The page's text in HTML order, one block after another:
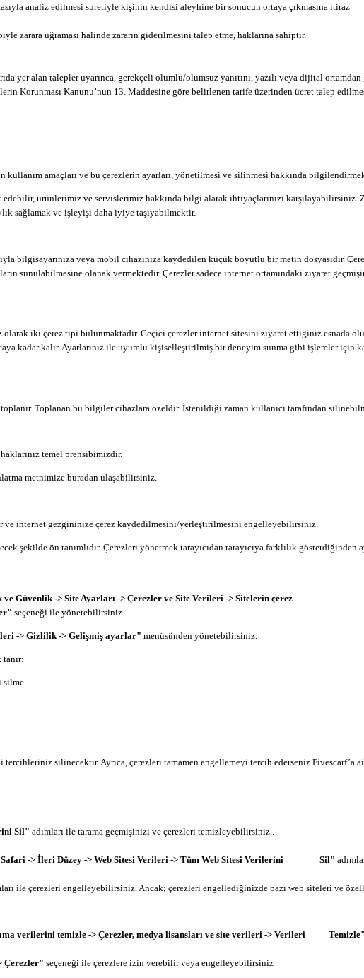
analiz edilmesi suretiyle kişinin kendisi aleyhine bir sonucun ortaya çıkmasına itiraz
zarara uğraması halinde zararın giderilmesini talep etme, haklarına sahiptir.
yer alan talepler uyarınca, gerekçeli olumlu/olumsuz yanıtını, yazılı veya dijital
Korunması Kanunu’nun 13. Maddesine göre belirlenen tarife üzerinden ücret talep
kullanım amaçları ve bu çerezlerin ayarları, yönetilmesi ve silinmesi hakkında
ürünlerimiz ve servislerimiz hakkında bilgi alarak ihtiyaçlarınızı
sağlamak ve işleyişi daha iyiye taşıyabilmektir.
bilgisayarınıza veya mobil cihazınıza kaydedilen küçük boyutlu bir metin dosyasıdır.
sunulabilmesine olanak vermektedir. Çerezler sadece internet ortamındaki ziyaret
iki çerez tipi bulunmaktadır. Geçici çerezler internet sitesini ziyaret ettiğiniz esnada
kadar kalır. Ayarlarınız ile uyumlu kişiselleştirilmiş bir deneyim sunma gibi işlemler için
toplanır. Toplanan bu bilgiler cihazlara özeldir. İstenildiği zaman kullanıcı tarafından
temel prensibimizdir.
metnimize buradan ulaşabilirsiniz.
ve internet gezgininize çerez kaydedilmesini/yerleştirilmesini engelleyebilirsiniz.
şekilde ön tanımlıdır. Çerezleri yönetmek tarayıcıdan tarayıcıya farklılık
Güvenlik -> Site Ayarları -> Çerezler ve Site Verileri -> Sitelerin çerez
seçeneği ile yönetebilirsiniz.
-> Gizlilik -> Gelişmiş ayarlar" menüsünden yönetebilirsiniz.
silme
silinecektir. Ayrıca, çerezleri tamamen engellemeyi tercih ederseniz
Sil" adımları ile tarama geçmişinizi ve çerezleri temizleyebilirsiniz..
Safari -> İleri Düzey -> Web Sitesi Verileri -> Tüm Web Sitesi Verilerini Sil"
ile çerezleri engelleyebilirsiniz. Ancak; çerezleri engellediğinizde bazı web siteleri ve
verilerini temizle -> Çerezler, medya lisansları ve site verileri -> Verileri Temizle"
Çerezler" seçeneği ile çerezlere izin verebilir veya engelleyebilirsiniz